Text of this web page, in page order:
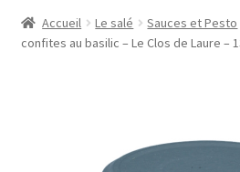
Huiles et vinaigres
Accueil Le salé Sauces et Pesto
confites au basilic – Le Clos de Laure –